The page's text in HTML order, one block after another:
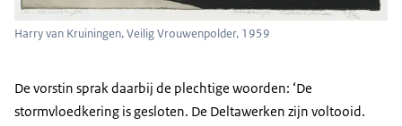
Harry van Kruiningen, Veilig Vrouwenpolder, 1959
De vorstin sprak daarbij de plechtige woorden: ‘De
stormvloedkering is gesloten. De Deltawerken zijn voltooid.